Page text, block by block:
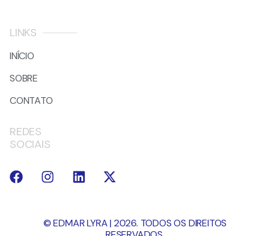
LINKS
INÍCIO
SOBRE
CONTATO
REDES
SOCIAIS
© EDMAR LYRA | 2026. TODOS OS DIREITOS